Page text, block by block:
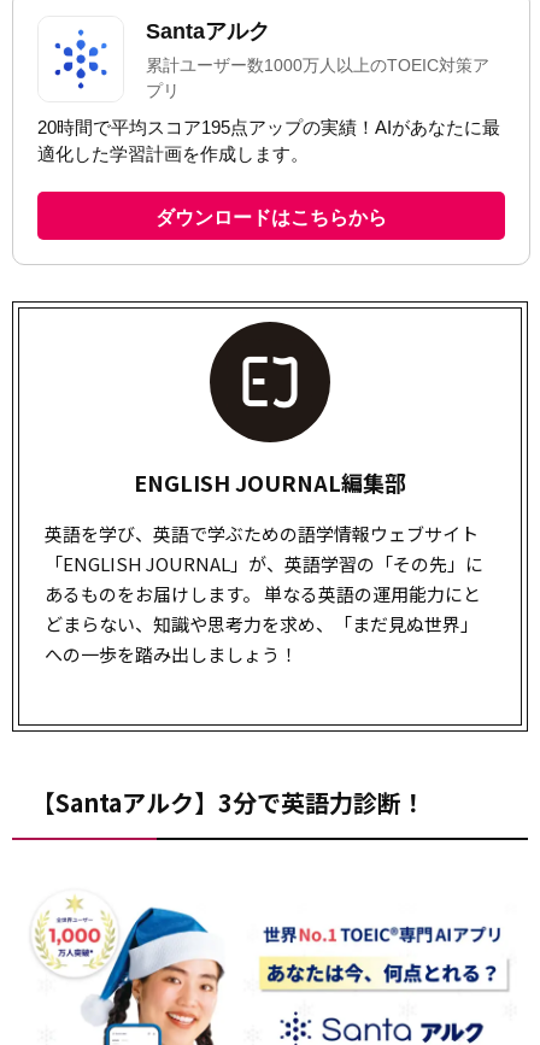
ENGLISH JOURNAL編集部
英語を学び、英語で学ぶための語学情報ウェブサイト
「ENGLISH JOURNAL」が、英語学習の「その先」に
あるものをお届けします。 単なる英語の運用能力にと
どまらない、知識や思考力を求め、「まだ見ぬ世界」
への一歩を踏み出しましょう！
【Santaアルク】3分で英語力診断！